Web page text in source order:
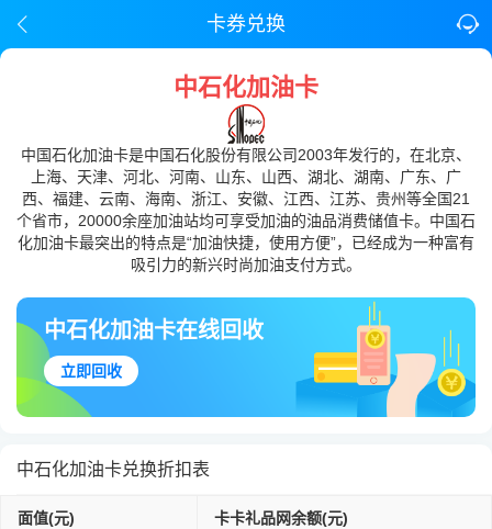
卡券兑换
中石化加油卡
中国石化加油卡是中国石化股份有限公司2003年发行的，在北京、
上海、天津、河北、河南、山东、山西、湖北、湖南、广东、广
西、福建、云南、海南、浙江、安徽、江西、江苏、贵州等全国21
个省市，20000余座加油站均可享受加油的油品消费储值卡。中国石
化加油卡最突出的特点是“加油快捷，使用方便”，已经成为一种富有
吸引力的新兴时尚加油支付方式。
中石化加油卡在线回收
立即回收
中石化加油卡兑换折扣表
面值(元) 卡卡礼品网余额(元)